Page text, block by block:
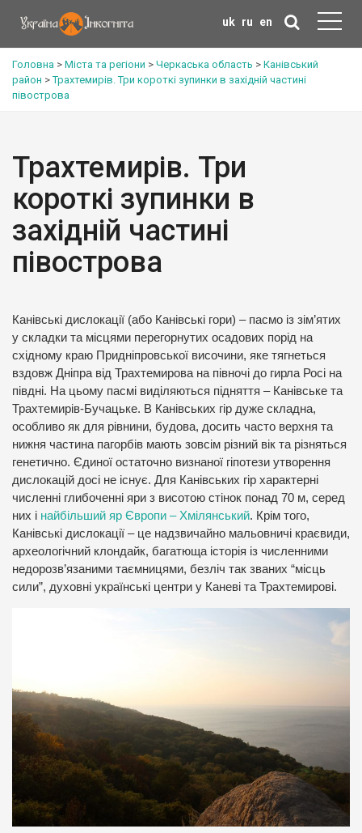
uk ru en
Головна > Міста та регіони > Черкаська область > Канівський
район >Трахтемирів. Три короткі зупинки в західній частині
півострова
Трахтемирів. Три
короткі зупинки в
західній частині
півострова
Канівські дислокації (або Канівські гори) – пасмо із зім’ятих
у складки та місцями перегорнутих осадових порід на
східному краю Придніпровської височини, яке тягнеться
вздовж Дніпра від Трахтемирова на півночі до гирла Росі на
півдні. На цьому пасмі виділяються підняття – Канівське та
Трахтемирів-Бучацьке. В Канівських гір дуже складна,
особливо як для рівнини, будова, досить часто верхня та
нижня частина пагорбів мають зовсім різний вік та різняться
генетично. Єдиної остаточно визнаної гіпотези утворення
дислокацій досі не існує. Для Канівських гір характерні
численні глибоченні яри з висотою стінок понад 70 м, серед
них і найбільший яр Європи – Хмілянський. Крім того,
Канівські дислокації – це надзвичайно мальовничі краєвиди,
археологічний клондайк, багатюща історія із численними
недорозв’язаними таємницями, безліч так званих “місць
сили”, духовні українські центри у Каневі та Трахтемирові.